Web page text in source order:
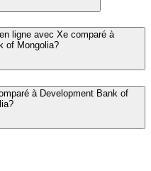
ligne avec Xe comparé à
of Mongolia?
à Development Bank of